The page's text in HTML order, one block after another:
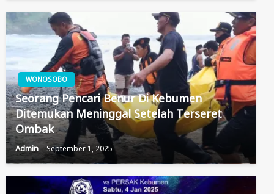
WONOSOBO
Seorang Pencari Benur Di Kebumen
Ditemukan Meninggal Setelah Terseret
Ombak
Admin September 1, 2025